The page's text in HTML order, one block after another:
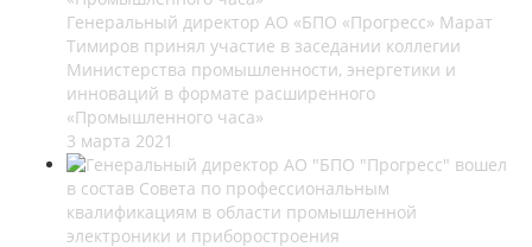
Генеральный директор АО «БПО «Прогресс» Марат
Тимиров принял участие в заседании коллегии
Министерства промышленности, энергетики и
инноваций в формате расширенного
«Промышленного часа»
3 марта 2021